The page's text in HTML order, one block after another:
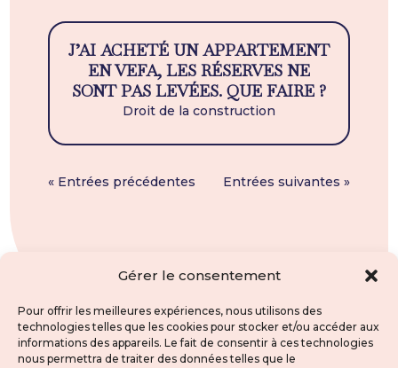
Gérer le consentement
Pour offrir les meilleures expériences, nous utilisons des
technologies telles que les cookies pour stocker et/ou accéder aux
informations des appareils. Le fait de consentir à ces technologies
nous permettra de traiter des données telles que le
J’AI ACHETÉ UN APPARTEMENT
EN VEFA, LES RÉSERVES NE
SONT PAS LEVÉES. QUE FAIRE ?
Droit de la construction
« Entrées précédentes Entrées suivantes »